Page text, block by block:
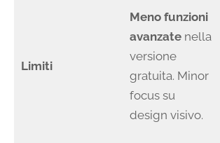
Limiti
Meno funzioni
avanzatenella
versione
gratuita. Minor
focus su
design visivo.